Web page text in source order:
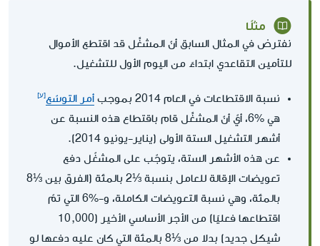
مثلًا
نفترض في المثال السابق أنّ المشغِّل قد اقتطع الأموال
للتأمين التقاعدي ابتداءً من اليوم الأول للتشغيل.
نسبة الاقتطاعات في العام 2014 بموجب
أمر التوسّع
هي %6، أيّ أنّ المشغِّل قام باقتطاع هذه النسبة عن
أشهر التشغيل الستة الأولى (يناير-يونيو 2014).
عن هذه الأشهر الستة، يتوجّب على المشغّل دفع
تعويضات الإقالة للعامل بنسبة ⅓2 بالمئة (الفرق بين ⅓8
بالمئة، وهي نسبة التعويضات الكاملة، و-%6 التي تمّ
اقتطاعها فعليًا) من الأجر الأساسي الأخير (10,000
شيكل جديد) بدلا من ⅓8 بالمئة التي كان عليه دفعها لو